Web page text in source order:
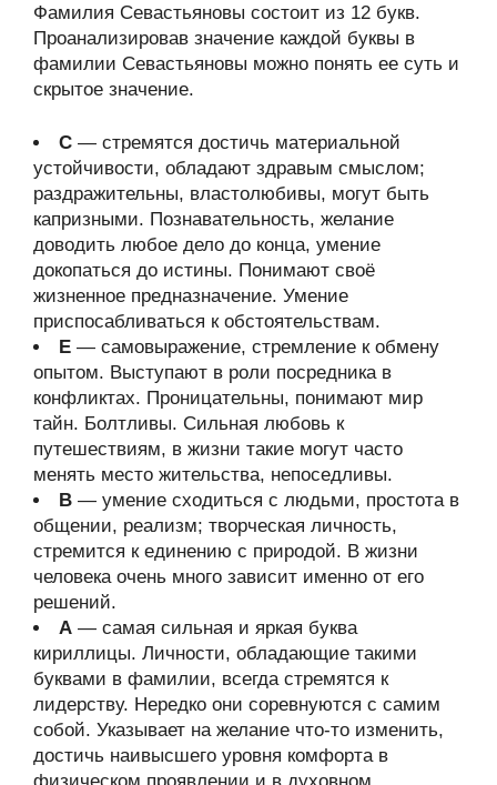
Фамилия Севастьяновы состоит из 12 букв.
Проанализировав значение каждой буквы в
фамилии Севастьяновы можно понять ее суть и
скрытое значение.
С — стремятся достичь материальной
устойчивости, обладают здравым смыслом;
раздражительны, властолюбивы, могут быть
капризными. Познавательность, желание
доводить любое дело до конца, умение
докопаться до истины. Понимают своё
жизненное предназначение. Умение
приспосабливаться к обстоятельствам.
Е — самовыражение, стремление к обмену
опытом. Выступают в роли посредника в
конфликтах. Проницательны, понимают мир
тайн. Болтливы. Сильная любовь к
путешествиям, в жизни такие могут часто
менять место жительства, непоседливы.
В — умение сходиться с людьми, простота в
общении, реализм; творческая личность,
стремится к единению с природой. В жизни
человека очень много зависит именно от его
решений.
А — самая сильная и яркая буква
кириллицы. Личности, обладающие такими
буквами в фамилии, всегда стремятся к
лидерству. Нередко они соревнуются с самим
собой. Указывает на желание что-то изменить,
достичь наивысшего уровня комфорта в